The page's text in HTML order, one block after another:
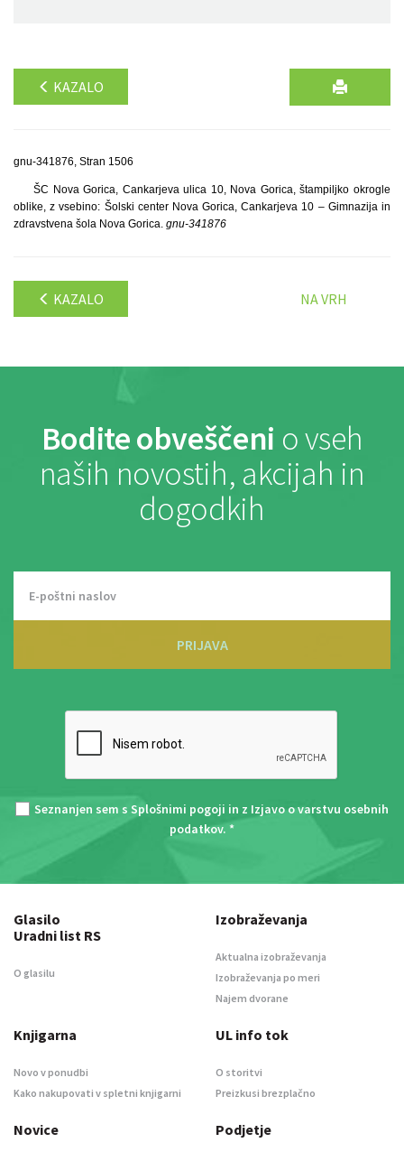
KAZALO
gnu-341876, Stran 1506
ŠC Nova Gorica, Cankarjeva ulica 10, Nova Gorica, štampiljko okrogle
oblike, z vsebino: Šolski center Nova Gorica, Cankarjeva 10 – Gimnazija in
zdravstvena šola Nova Gorica. gnu-341876
KAZALO NA VRH
Bodite obveščeni o vseh
naših novostih, akcijah in
dogodkih
PRIJAVA
Seznanjen sem s Splošnimi pogoji in z Izjavo o varstvu osebnih
podatkov. *
Glasilo
Uradni list RS
O glasilu
Izobraževanja
Aktualna izobraževanja
Izobraževanja po meri
Najem dvorane
Knjigarna
Novo v ponudbi
Kako nakupovati v spletni knjigarni
UL info tok
O storitvi
Preizkusi brezplačno
Novice Podjetje